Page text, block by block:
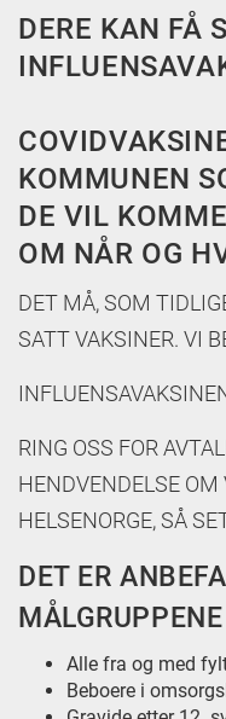
DERE KAN FÅ
KOMMUNEN
DE VIL
OM NÅR OG
DET MÅ, SOM
SATT VAKSINER. VI
RING OSS FOR
HENDVENDELSE
HELSENORGE, SÅ
DET ER
Alle fra og med
Beboere i